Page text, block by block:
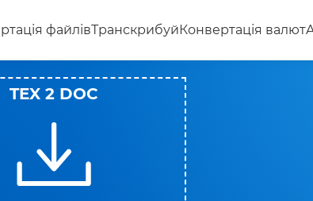
файлівТранскрибуйКонвертація валют
TEX 2 DOC